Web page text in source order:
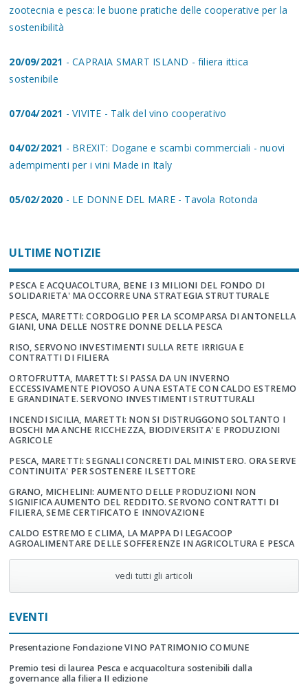
zootecnia e pesca: le buone pratiche delle cooperative per la
sostenibilità
20/09/2021 - CAPRAIA SMART ISLAND - filiera ittica
sostenibile
07/04/2021 - VIVITE - Talk del vino cooperativo
04/02/2021 - BREXIT: Dogane e scambi commerciali - nuovi
adempimenti per i vini Made in Italy
05/02/2020 - LE DONNE DEL MARE - Tavola Rotonda
ULTIME NOTIZIE
PESCA E ACQUACOLTURA, BENE I 3 MILIONI DEL FONDO DI
SOLIDARIETA' MA OCCORRE UNA STRATEGIA STRUTTURALE
PESCA, MARETTI: CORDOGLIO PER LA SCOMPARSA DI ANTONELLA
GIANI, UNA DELLE NOSTRE DONNE DELLA PESCA
RISO, SERVONO INVESTIMENTI SULLA RETE IRRIGUA E
CONTRATTI DI FILIERA
ORTOFRUTTA, MARETTI: SI PASSA DA UN INVERNO
ECCESSIVAMENTE PIOVOSO A UNA ESTATE CON CALDO ESTREMO
E GRANDINATE. SERVONO INVESTIMENTI STRUTTURALI
INCENDI SICILIA, MARETTI: NON SI DISTRUGGONO SOLTANTO I
BOSCHI MA ANCHE RICCHEZZA, BIODIVERSITA' E PRODUZIONI
AGRICOLE
PESCA, MARETTI: SEGNALI CONCRETI DAL MINISTERO. ORA SERVE
CONTINUITA' PER SOSTENERE IL SETTORE
GRANO, MICHELINI: AUMENTO DELLE PRODUZIONI NON
SIGNIFICA AUMENTO DEL REDDITO. SERVONO CONTRATTI DI
FILIERA, SEME CERTIFICATO E INNOVAZIONE
CALDO ESTREMO E CLIMA, LA MAPPA DI LEGACOOP
AGROALIMENTARE DELLE SOFFERENZE IN AGRICOLTURA E PESCA
vedi tutti gli articoli
EVENTI
Presentazione Fondazione VINO PATRIMONIO COMUNE
Premio tesi di laurea Pesca e acquacoltura sostenibili dalla
governance alla filiera II edizione